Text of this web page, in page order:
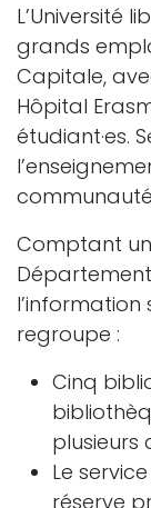
L’Université
grands
Capitale,
Hôpital
étudiant·es.
Comptant
l’information
regroupe :
Cinq
plusieurs
Le
réserve